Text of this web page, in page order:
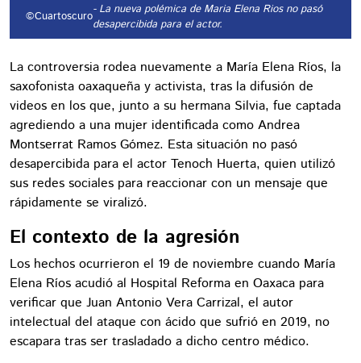
©Cuartoscuro- La nueva polémica de Maria Elena Rios no pasó
desapercibida para el actor.
La controversia rodea nuevamente a María Elena Ríos, la
saxofonista oaxaqueña y activista, tras la difusión de
videos en los que, junto a su hermana Silvia, fue captada
agrediendo a una mujer identificada como Andrea
Montserrat Ramos Gómez. Esta situación no pasó
desapercibida para el actor Tenoch Huerta, quien utilizó
sus redes sociales para reaccionar con un mensaje que
rápidamente se viralizó.
El contexto de la agresión
Los hechos ocurrieron el 19 de noviembre cuando María
Elena Ríos acudió al Hospital Reforma en Oaxaca para
verificar que Juan Antonio Vera Carrizal, el autor
intelectual del ataque con ácido que sufrió en 2019, no
escapara tras ser trasladado a dicho centro médico.